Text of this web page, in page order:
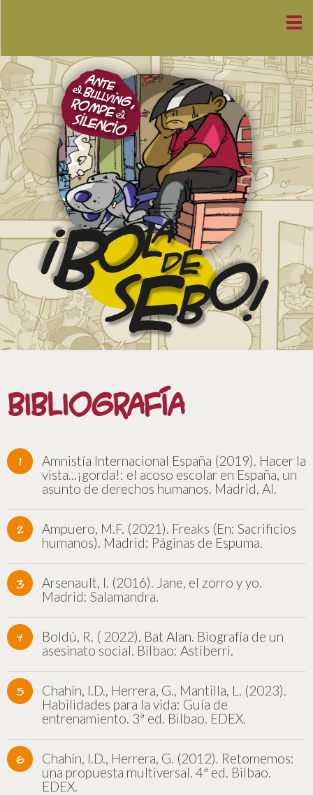
Bibliografía
Amnistía Internacional España (2019). Hacer la
vista...¡gorda!: el acoso escolar en España, un
asunto de derechos humanos. Madrid, AI.
Ampuero, M.F. (2021). Freaks (En: Sacrificios
humanos). Madrid: Páginas de Espuma.
Arsenault, I. (2016). Jane, el zorro y yo.
Madrid: Salamandra.
Boldú, R. ( 2022). Bat Alan. Biografía de un
asesinato social. Bilbao: Astiberri.
Chahín, I.D., Herrera, G., Mantilla, L. (2023).
Habilidades para la vida: Guía de
entrenamiento. 3ª ed. Bilbao. EDEX.
Chahín, I.D., Herrera, G. (2012). Retomemos:
una propuesta multiversal. 4ª ed. Bilbao.
EDEX.